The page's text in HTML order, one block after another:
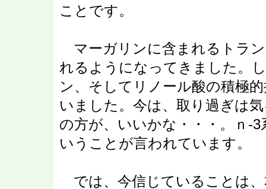
ことです。
マーガリンに含まれるトラ
れるようになってきました。
ン、そしてリノール酸の積極
いました。今は、取り過ぎは
の方が、いいかな・・・。ｎ-
いうことが言われています。
では、今信じていることは